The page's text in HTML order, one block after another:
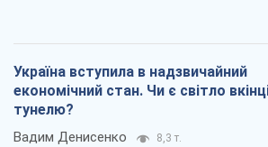
Україна вступила в надзвичайний
економічний стан. Чи є світло
тунелю?
Вадим Денисенко 8,3 т.